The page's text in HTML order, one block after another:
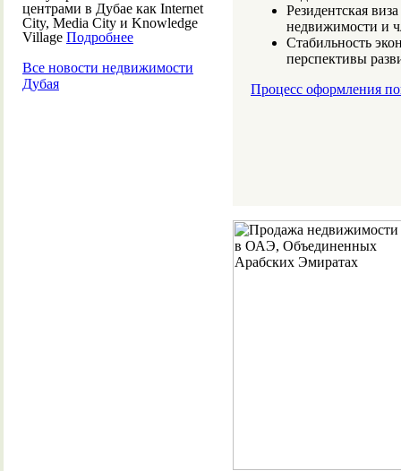
Резидентская
недвижимости и
Стабильность
перспективы
Процесс оформления
центрами в Дубае как Internet
City, Media City и Knowledge
Village Подробнее
Все новости недвижимости
Дубая